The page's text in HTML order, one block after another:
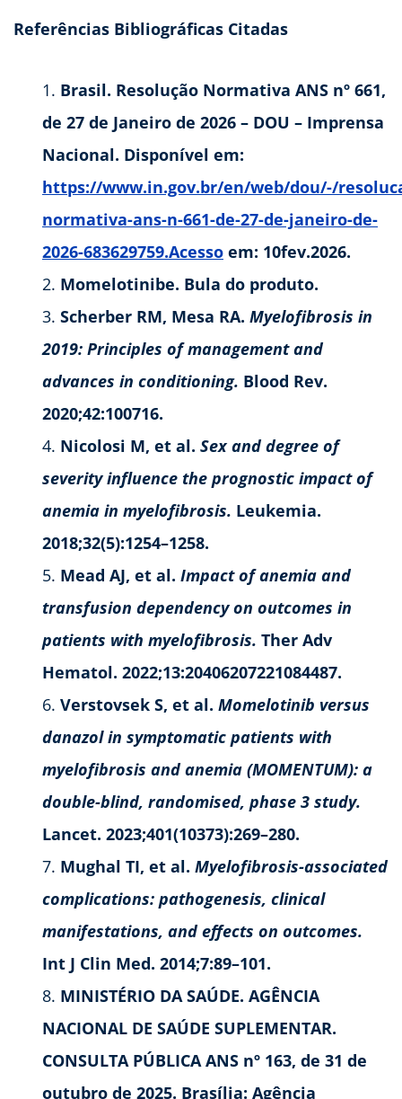
Referências Bibliográficas Citadas
Brasil. Resolução Normativa ANS nº 661,
de 27 de Janeiro de 2026 – DOU – Imprensa
Nacional. Disponível em:
https://www.in.gov.br/en/web/dou/-/
normativa-ans-n-661-de-27-de-janeiro-de-
2026-683629759.Acesso em: 10fev.2026.
Momelotinibe. Bula do produto.
Scherber RM, Mesa RA. Myelofibrosis in
2019: Principles of management and
advances in conditioning. Blood Rev.
2020;42:100716.
Nicolosi M, et al. Sex and degree of
severity influence the prognostic impact of
anemia in myelofibrosis. Leukemia.
2018;32(5):1254–1258.
Mead AJ, et al. Impact of anemia and
transfusion dependency on outcomes in
patients with myelofibrosis. Ther Adv
Hematol. 2022;13:20406207221084487.
Verstovsek S, et al. Momelotinib versus
danazol in symptomatic patients with
myelofibrosis and anemia (MOMENTUM): a
double-blind, randomised, phase 3 study.
Lancet. 2023;401(10373):269–280.
Mughal TI, et al. Myelofibrosis-associated
complications: pathogenesis, clinical
manifestations, and effects on outcomes.
Int J Clin Med. 2014;7:89–101.
MINISTÉRIO DA SAÚDE. AGÊNCIA
NACIONAL DE SAÚDE SUPLEMENTAR.
CONSULTA PÚBLICA ANS nº 163, de 31 de
outubro de 2025. Brasília: Agência